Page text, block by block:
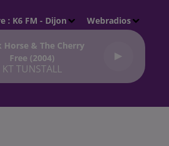
: K6 FM - Dijon Webradios
Horse & The Cherry
Free (2004)
KT TUNSTALL